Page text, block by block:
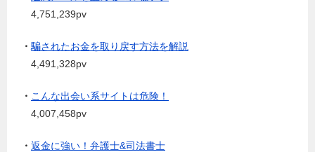
4,751,239pv
・ 騙されたお金を取り戻す方法を解説
4,491,328pv
・ こんな出会い系サイトは危険！
4,007,458pv
・ 返金に強い！弁護士&司法書士